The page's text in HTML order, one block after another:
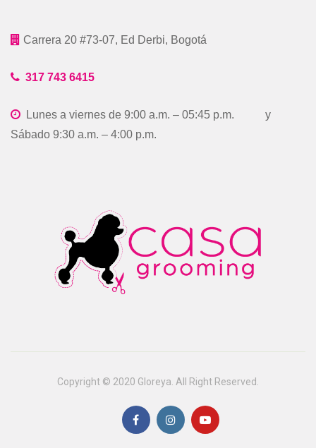
Carrera 20 #73-07, Ed Derbi, Bogotá
317 743 6415
Lunes a viernes de 9:00 a.m. – 05:45 p.m. y
Sábado 9:30 a.m. – 4:00 p.m.
Copyright © 2020 Gloreya. All Right Reserved.